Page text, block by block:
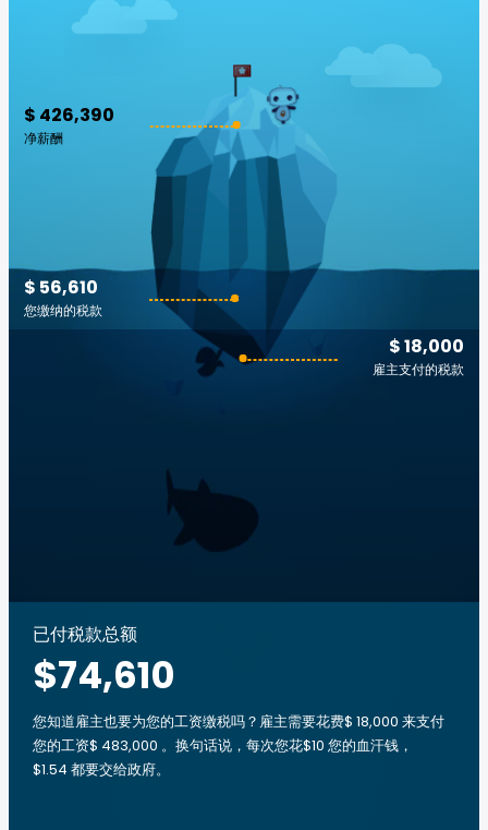
$ 426,390
净薪酬
$ 18,000
雇主支付的税款
$ 56,610
您缴纳的税款
已付税款总额
$74,610
您知道雇主也要为您的工资缴税吗？雇主需要花费$ 18,000 来支付
您的工资$ 483,000 。换句话说，每次您花$10 您的血汗钱，
$1.54 都要交给政府。